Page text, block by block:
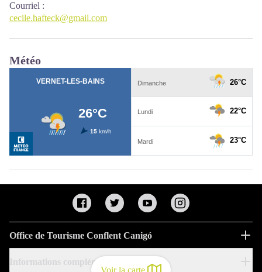
Voir la carte
Courriel :
cecile.hafteck@gmail.com
Météo
Office de Tourisme Conflent Canigó
Informations complémentaires